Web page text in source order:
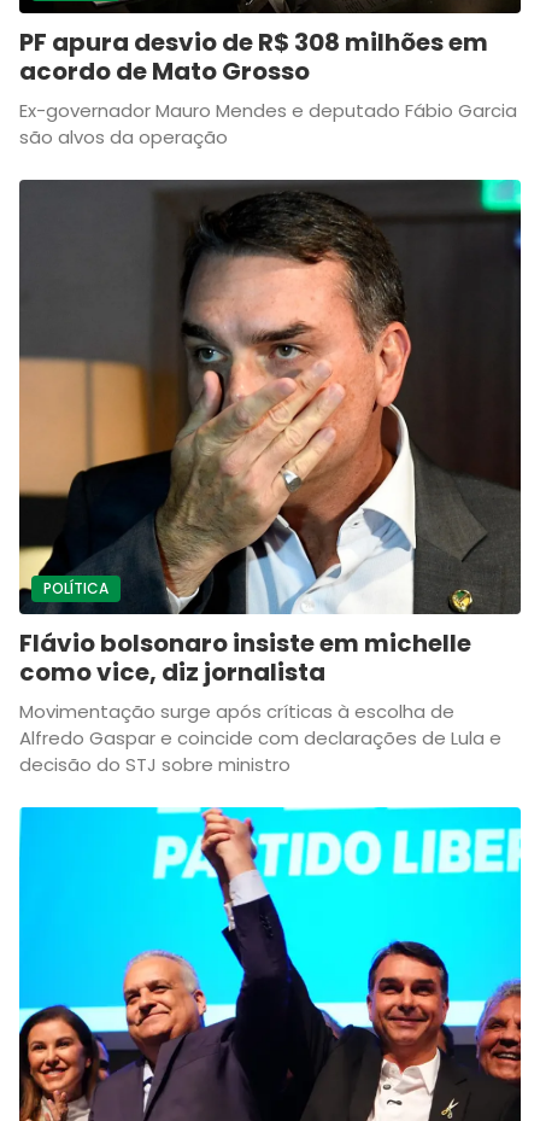
PF apura desvio de R$ 308 milhões em
acordo de Mato Grosso
Ex-governador Mauro Mendes e deputado Fábio Garcia
são alvos da operação
POLÍTICA
Flávio bolsonaro insiste em michelle
como vice, diz jornalista
Movimentação surge após críticas à escolha de
Alfredo Gaspar e coincide com declarações de Lula e
decisão do STJ sobre ministro